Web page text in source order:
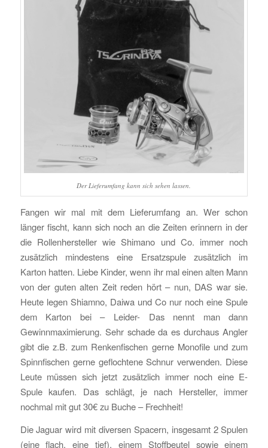
Der Lieferumfang kann sich sehen lassen.
Fangen wir mal mit dem Lieferumfang an. Wer schon
länger fischt, kann sich noch an die Zeiten erinnern in der
die Rollenhersteller wie Shimano und Co. immer noch
zusätzlich mindestens eine Ersatzspule zusätzlich im
Karton hatten. Liebe Kinder, wenn ihr mal einen alten Mann
von der guten alten Zeit reden hört – nun, DAS war sie.
Heute legen Shiamno, Daiwa und Co nur noch eine Spule
dem Karton bei – Leider- Das nennt man dann
Gewinnmaximierung. Sehr schade da es durchaus Angler
gibt die z.B. zum Renkenfischen gerne Monofile und zum
Spinnfischen gerne geflochtene Schnur verwenden. Diese
Leute müssen sich jetzt zusätzlich immer noch eine E-
Spule kaufen. Das schlägt, je nach Hersteller, immer
nochmal mit gut 30€ zu Buche – Frechheit!
Die Jaguar wird mit diversen Spacern, insgesamt 2 Spulen
(eine flach, eine tief), einem Stoffbeutel sowie einem